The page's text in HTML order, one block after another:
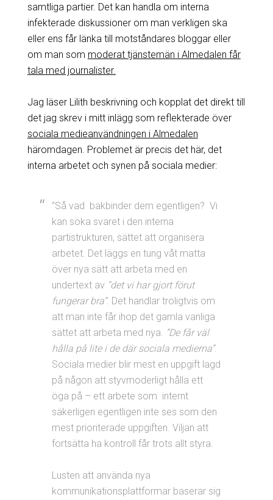
samtliga partier. Det kan handla om interna
infekterade diskussioner om man verkligen ska
eller ens får länka till motståndares bloggar eller
om man som moderat tjänstemän i Almedalen får
tala med journalister.
Jag läser Lilith beskrivning och kopplat det direkt till
det jag skrev i mitt inlägg som reflekterade över
sociala medieanvändningen i Almedalen
häromdagen. Problemet är precis det här, det
interna arbetet och synen på sociala medier:
”Så vad bakbinder dem egentligen? Vi
kan söka svaret i den interna
partistrukturen, sättet att organisera
arbetet. Det läggs en tung våt matta
över nya sätt att arbeta med en
undertext av ”det vi har gjort förut
fungerar bra”. Det handlar troligtvis om
att man inte får ihop det gamla vanliga
sättet att arbeta med nya.
”De får väl
hålla på lite i de där sociala medierna”.
Sociala medier blir mest en uppgift lagd
på någon att styvmoderligt hålla ett
öga på – ett arbete som internt
säkerligen egentligen inte ses som den
mest prioriterade uppgiften. Viljan att
fortsätta ha kontroll får trots allt styra.
Lusten att använda nya
kommunikationsplattformar baserar sig